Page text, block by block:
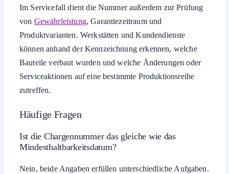
Im Servicefall dient die Nummer außerdem zur Prüfung
von Gewährleistung, Garantiezeitraum und
Produktvarianten. Werkstätten und Kundendienste
können anhand der Kennzeichnung erkennen, welche
Bauteile verbaut wurden und welche Änderungen oder
Serviceaktionen auf eine bestimmte Produktionsreihe
zutreffen.
Häufige Fragen
Ist die Chargennummer das gleiche wie das
Mindesthaltbarkeitsdatum?
Nein, beide Angaben erfüllen unterschiedliche Aufgaben.